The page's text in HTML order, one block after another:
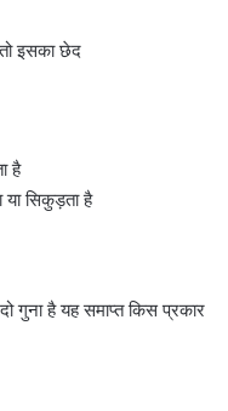
इसका छेद
है
सिकुड़ता है
गुना है यह समाप्त किस प्रकार